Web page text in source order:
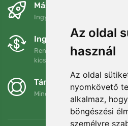
Az oldal
használ
Az oldal
nyomkövető
alkalmaz,
böngészési
személyre
Másnapra és ingyenesen
Ingyenes szállítás a következő
Ingyenes csere és
Rendelését 90 napon belül
kicserélheti.
Támogatjuk a
Minden megrendelésért